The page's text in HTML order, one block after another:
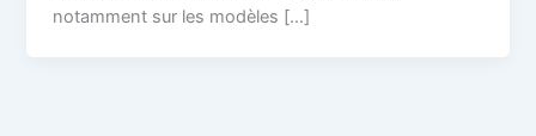
notamment sur les modèles […]